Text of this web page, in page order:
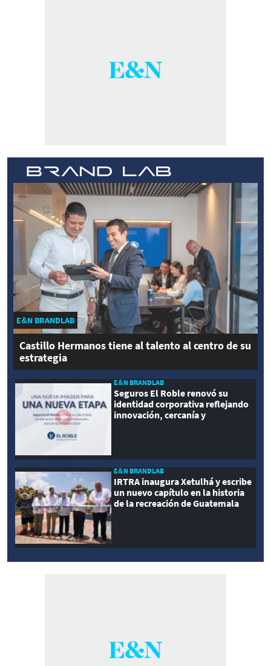
E&N BRANDLAB
Castillo Hermanos tiene al talento al centro de su
estrategia
E&N BRANDLAB
Seguros El Roble renovó su
identidad corporativa reflejando
innovación, cercanía y
E&N BRANDLAB
IRTRA inaugura Xetulhá y escribe
un nuevo capítulo en la historia
de la recreación de Guatemala